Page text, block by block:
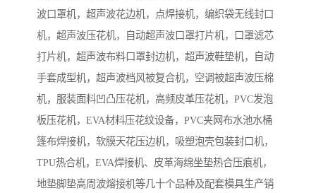
波口罩机，超声波花边机，点焊接机，编织袋无线封口
机，超声波压花机，自动超声波口罩打片机，口罩滤芯
打片机，超声波布料口罩封边机，超声波鞋垫机，自动
手套成型机，超声波档风被复合机，空调被超声波压棉
机，服装面料凹凸压花机，高频皮革压花机，PVC发泡
板压花机，EVA材料压花纹设备，PVC夹网布水池水桶
篷布焊接机，软膜天花压边机，吸塑泡壳包装封口机，
TPU热合机，EVA焊接机、皮革海绵坐垫热合压痕机，
地垫脚垫高周波熔接机等几十个品种及配套模具生产销